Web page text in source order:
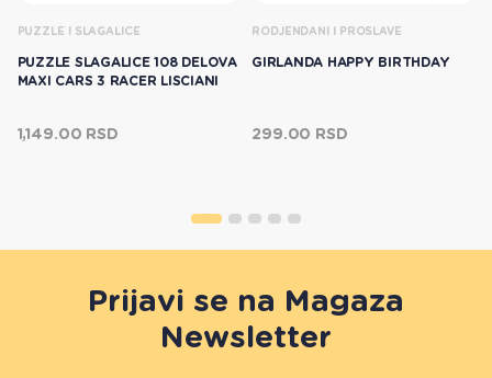
PUZZLE I SLAGALICE
PUZZLE SLAGALICE 108 DELOVA
MAXI CARS 3 RACER LISCIANI
1,149.00 RSD
RODJENDANI I PROSLAVE
GIRLANDA HAPPY BIRTHDAY
299.00 RSD
Prijavi se na Magaza
Newsletter